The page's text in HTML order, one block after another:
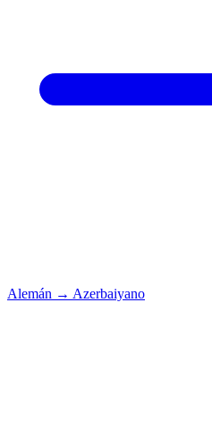
Alemán → Azerbaiyano